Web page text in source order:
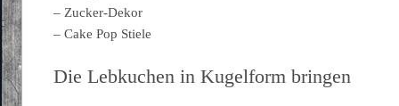
– Zucker-Dekor
– Cake Pop Stiele
Die Lebkuchen in Kugelform bringen